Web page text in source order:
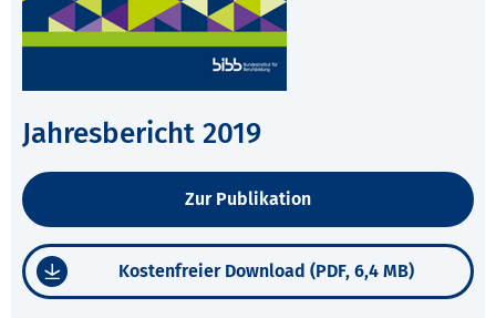
Jahresbericht 2019
Zur Publikation
Kostenfreier Download (PDF, 6,4 MB)